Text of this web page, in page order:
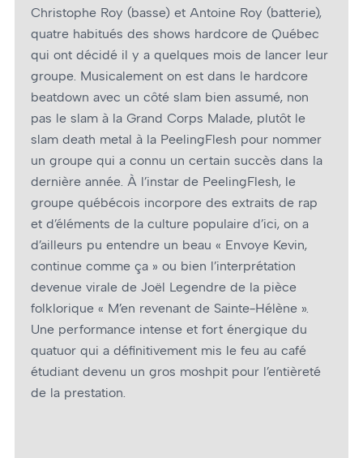
Christophe Roy (basse) et Antoine Roy (batterie),
quatre habitués des shows hardcore de Québec
qui ont décidé il y a quelques mois de lancer leur
groupe. Musicalement on est dans le hardcore
beatdown avec un côté slam bien assumé, non
pas le slam à la Grand Corps Malade, plutôt le
slam death metal à la PeelingFlesh pour nommer
un groupe qui a connu un certain succès dans la
dernière année. À l’instar de PeelingFlesh, le
groupe québécois incorpore des extraits de rap
et d’éléments de la culture populaire d’ici, on a
d’ailleurs pu entendre un beau « Envoye Kevin,
continue comme ça » ou bien l’interprétation
devenue virale de Joël Legendre de la pièce
folklorique « M’en revenant de Sainte-Hélène ».
Une performance intense et fort énergique du
quatuor qui a définitivement mis le feu au café
étudiant devenu un gros moshpit pour l’entièreté
de la prestation.